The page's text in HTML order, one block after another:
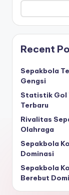
Recent
Sepakbola
Gengsi
Statistik Gol
Terbaru
Rivalitas
Olahraga
Sepakbola
Dominasi
Sepakbola
Berebut